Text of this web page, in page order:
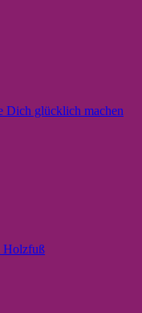
glücklich machen
Holzfuß